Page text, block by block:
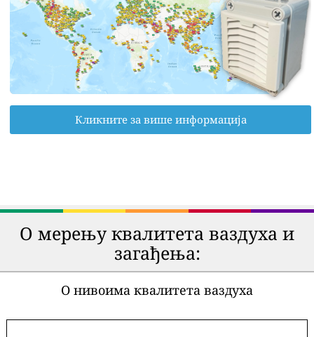
Кликните за више информација
О мерењу квалитета ваздуха и
загађења:
О нивоима квалитета ваздуха